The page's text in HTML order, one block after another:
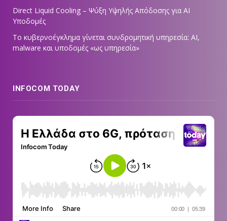
Direct Liquid Cooling – Ψύξη Υψηλής Απόδοσης για AI
Υποδομές
Το κυβερνοέγκλημα γίνεται συνδρομητική υπηρεσία: AI,
malware και υποδομές «ως υπηρεσία»
INFOCOM TODAY